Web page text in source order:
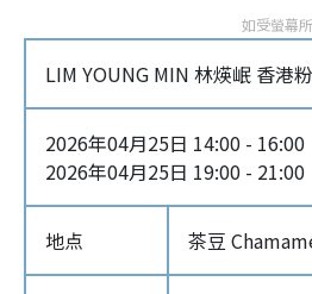
LIM YOUNG MIN 林煐岷 香港
2026年04月25日 14:00 - 16:00
2026年04月25日 19:00 - 21:00
地点 茶豆